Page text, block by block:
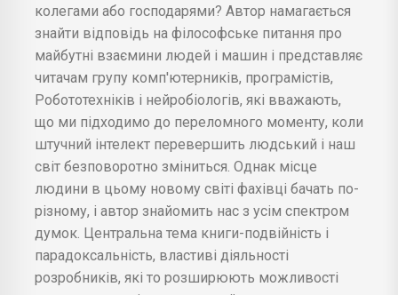
колегами або господарями? Автор намагається
знайти відповідь на філософське питання про
майбутні взаємини людей і машин і представляє
читачам групу комп'ютерників, програмістів,
Робототехніків і нейробіологів, які вважають,
що ми підходимо до переломного моменту, коли
штучний інтелект перевершить людський і наш
світ безповоротно зміниться. Однак місце
людини в цьому новому світі фахівці бачать по-
різному, і автор знайомить нас з усім спектром
думок. Центральна тема книги-подвійність і
парадоксальність, властиві діяльності
розробників, які то розширюють можливості